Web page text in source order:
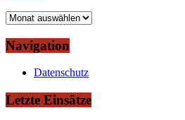
Archiv
Navigation
Datenschutz
Letzte Einsätze